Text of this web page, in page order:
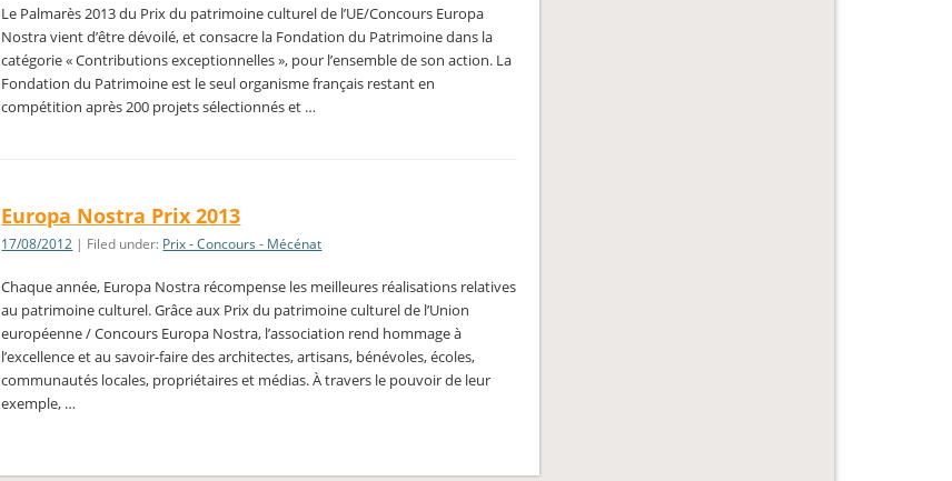
Le Palmarès 2013 du Prix du patrimoine culturel de l’UE/Concours Europa
Nostra vient d’être dévoilé, et consacre la Fondation du Patrimoine dans la
catégorie « Contributions exceptionnelles », pour l’ensemble de son action. La
Fondation du Patrimoine est le seul organisme français restant en
compétition après 200 projets sélectionnés et …
Europa Nostra Prix 2013
17/08/2012 | Filed under: Prix - Concours - Mécénat
Chaque année, Europa Nostra récompense les meilleures réalisations relatives
au patrimoine culturel. Grâce aux Prix du patrimoine culturel de l’Union
européenne / Concours Europa Nostra, l’association rend hommage à
l’excellence et au savoir-faire des architectes, artisans, bénévoles, écoles,
communautés locales, propriétaires et médias. À travers le pouvoir de leur
exemple, …